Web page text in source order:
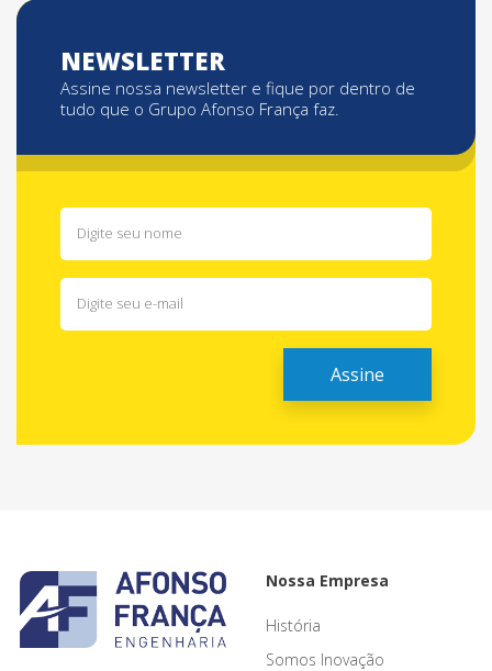
NEWSLETTER
Assine nossa newsletter e fique por dentro de
tudo que o Grupo Afonso França faz.
Nossa Empresa
História
Somos Inovação